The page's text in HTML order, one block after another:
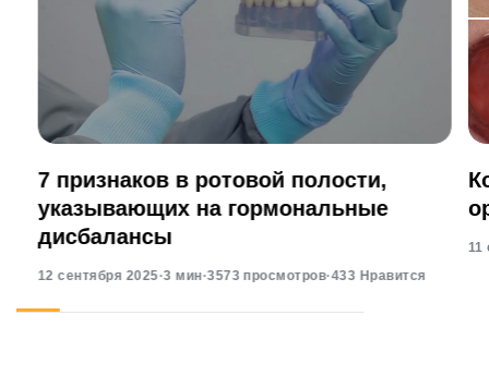
7 признаков в ротовой полости,
указывающих на гормональные
дисбалансы
12 сентября 2025·3 мин·3573 просмотров·433 Нравится
11